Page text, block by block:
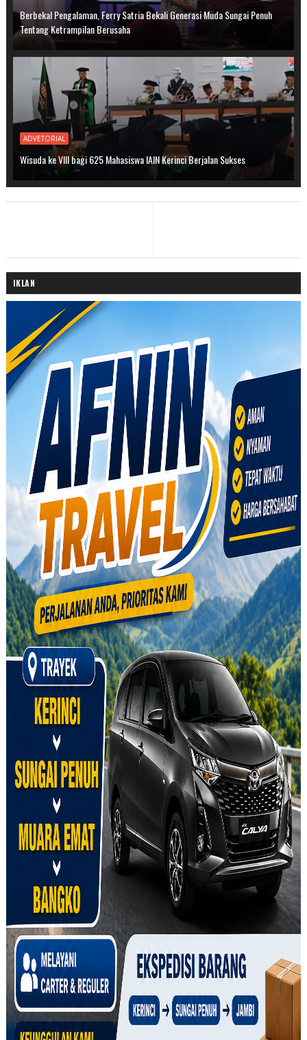
Berbekal Pengalaman, Ferry Satria Bekali Generasi Muda Sungai Penuh
Tentang Ketrampilan Berusaha
ADVETORIAL
Wisuda ke VIII bagi 625 Mahasiswa IAIN Kerinci Berjalan Sukses
IKLAN